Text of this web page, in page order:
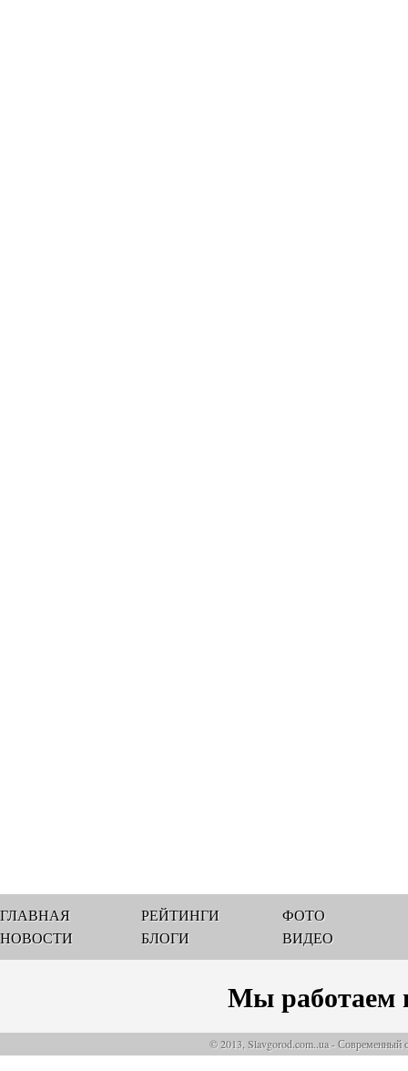
ГЛАВНАЯ
НОВОСТИ
РЕЙТИНГИ
БЛОГИ
ФОТО
ВИДЕО
Мы работаем
© 2013, Slavgorod.com..ua - Современный